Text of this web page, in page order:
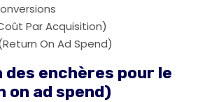
Par Acquisition)
On Ad Spend)
enchères pour le
on ad spend)